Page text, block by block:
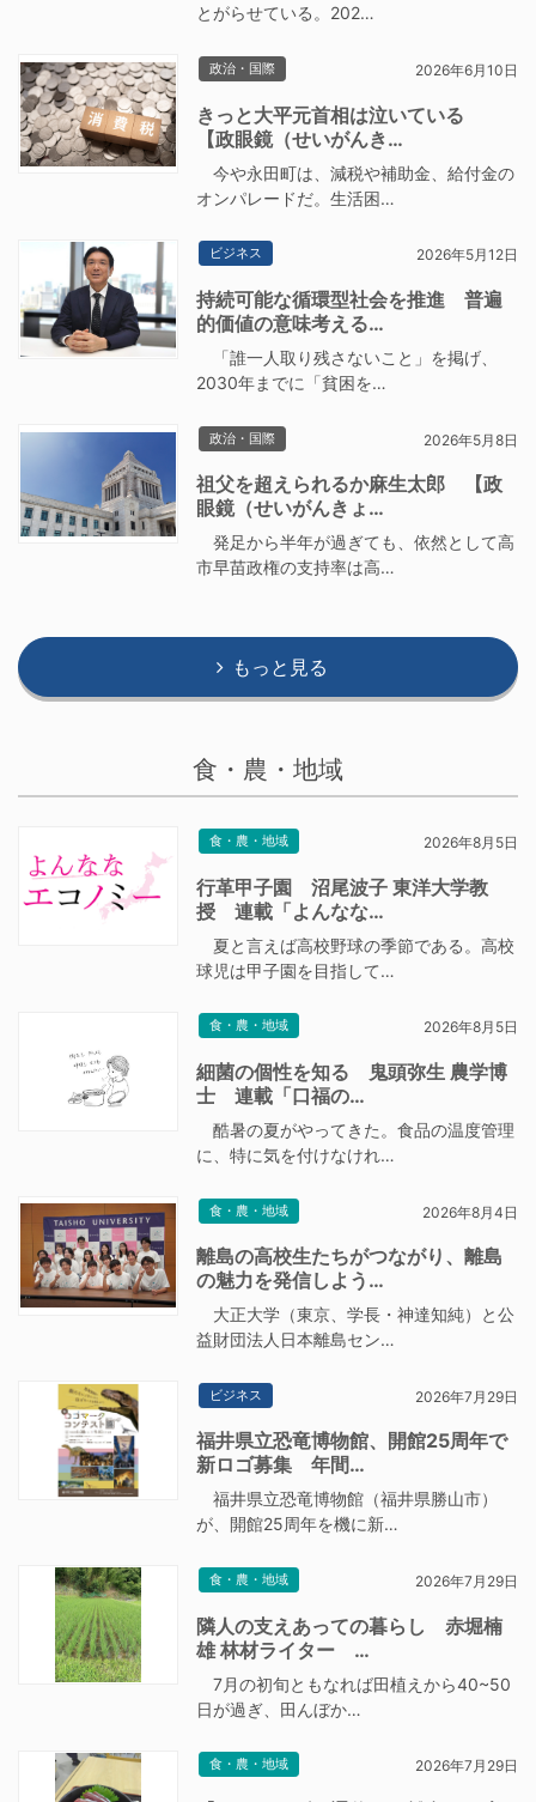
とがらせている。202…
政治・国際 2026年6月10日
きっと大平元首相は泣いている
【政眼鏡（せいがんき…
今や永田町は、減税や補助金、給付金の
オンパレードだ。生活困…
ビジネス 2026年5月12日
持続可能な循環型社会を推進 普遍
的価値の意味考える…
「誰一人取り残さないこと」を掲げ、
2030年までに「貧困を…
政治・国際 2026年5月8日
祖父を超えられるか麻生太郎 【政
眼鏡（せいがんきょ…
発足から半年が過ぎても、依然として高
市早苗政権の支持率は高…
もっと見る
食・農・地域
食・農・地域 2026年8月5日
行革甲子園 沼尾波子 東洋大学教
授 連載「よんなな…
夏と言えば高校野球の季節である。高校
球児は甲子園を目指して…
食・農・地域 2026年8月5日
細菌の個性を知る 鬼頭弥生 農学博
士 連載「口福の…
酷暑の夏がやってきた。食品の温度管理
に、特に気を付けなけれ…
食・農・地域 2026年8月4日
離島の高校生たちがつながり、離島
の魅力を発信しよう…
大正大学（東京、学長・神達知純）と公
益財団法人日本離島セン…
ビジネス 2026年7月29日
福井県立恐竜博物館、開館25周年で
新ロゴ募集 年間…
福井県立恐竜博物館（福井県勝山市）
が、開館25周年を機に新…
食・農・地域 2026年7月29日
隣人の支えあっての暮らし 赤堀楠
雄 林材ライター …
7月の初旬ともなれば田植えから40~50
日が過ぎ、田んぼか…
食・農・地域 2026年7月29日